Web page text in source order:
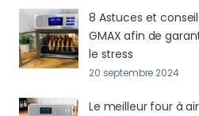
8 Astuces et
GMAX afin de
le stress
20 septembre 2024
Le meilleur four à